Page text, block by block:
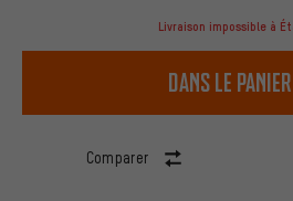
Livraison impossible à
dans le panier
Comparer